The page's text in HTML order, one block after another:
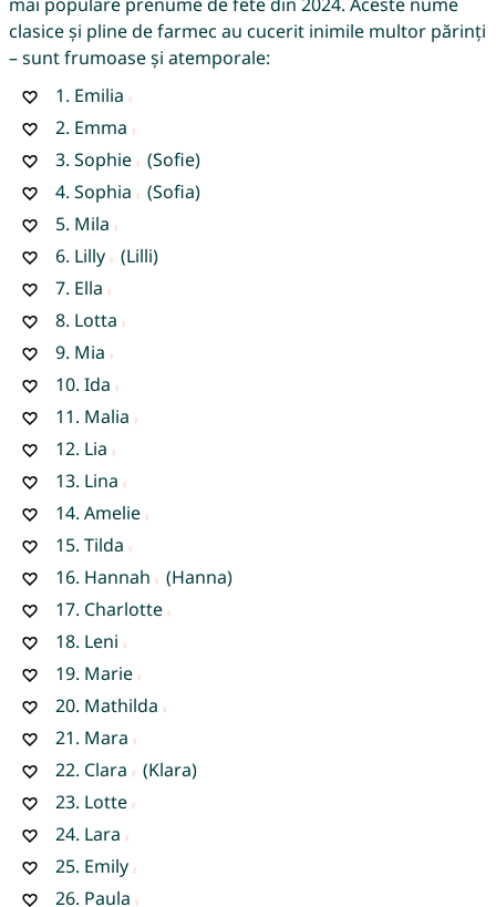
clasice și pline de farmec au cucerit inimile multor părinți
– sunt frumoase și atemporale:
1. Emilia
2. Emma
3. Sophie
(Sofie)
4. Sophia
(Sofia)
5. Mila
6. Lilly
(Lilli)
7. Ella
8. Lotta
9. Mia
10. Ida
11. Malia
12. Lia
13. Lina
14. Amelie
15. Tilda
16. Hannah
(Hanna)
17. Charlotte
18. Leni
19. Marie
20. Mathilda
21. Mara
22. Clara
(Klara)
23. Lotte
24. Lara
25. Emily
26. Paula